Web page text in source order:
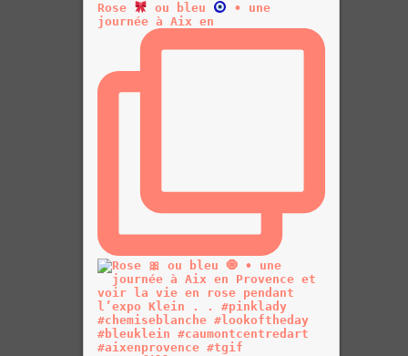
Rose ou bleu
• une
journée à Aix en